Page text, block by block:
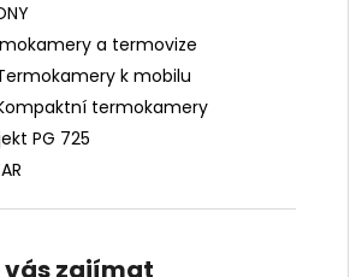
a termovize
k mobilu
termokamery
PG 725
vás zajímat